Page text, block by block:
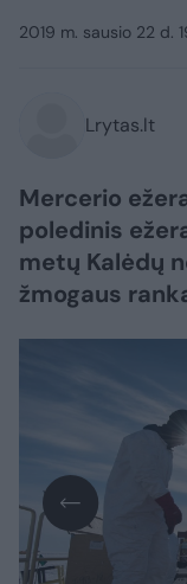
2019 m. sausio 22 d.
Lrytas.lt
Mercerio
poledinis
metų Kalėdų
žmogaus